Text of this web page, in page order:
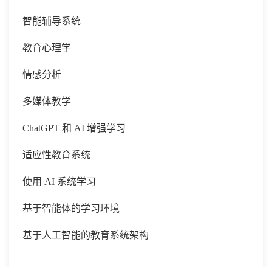
智能辅导系统
教育心理学
情感分析
多媒体教学
ChatGPT 和 AI 增强学习
适应性教育系统
使用 AI 系统学习
基于智能体的学习环境
基于人工智能的教育系统架构